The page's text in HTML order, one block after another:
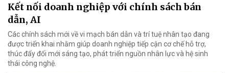
Kết nối doanh nghiệp với chính sách bán
dẫn, AI
Các chính sách mới về vi mạch bán dẫn và trí tuệ nhân tạo đang
được triển khai nhằm giúp doanh nghiệp tiếp cận cơ chế hỗ trợ,
thúc đẩy đổi mới sáng tạo, phát triển nguồn nhân lực và hệ sinh
thái công nghệ.